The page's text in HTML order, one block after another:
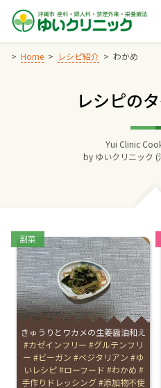
Skip
content
Home レシピ紹介 わかめ
レシピの
Yui Clinic
by ゆいクリニック
Categories:
副菜
きゅうりとワカメの生姜醤油和え
Tags:
カゼインフリー
グルテンフリ
ー
ビーガン ベジタリアン
ゆ
いレシピ ローフード
わかめ
手作りドレッシング 添加物不使
交通ア
診療
妊婦
お産に
親と子の結